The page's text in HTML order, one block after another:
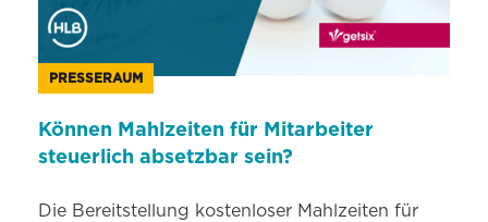
PRESSERAUM
Können Mahlzeiten für Mitarbeiter
steuerlich absetzbar sein?
Die Bereitstellung kostenloser Mahlzeiten für